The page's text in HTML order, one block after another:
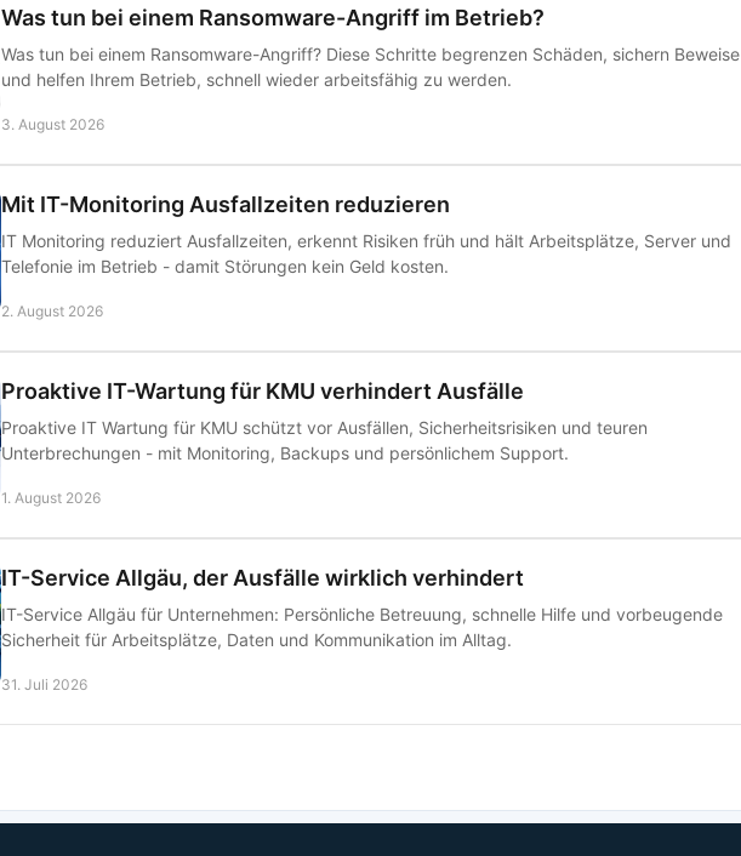
Was tun bei einem Ransomware-Angriff im Betrieb?
Was tun bei einem Ransomware-Angriff? Diese Schritte begrenzen Schäden, sichern Beweise
und helfen Ihrem Betrieb, schnell wieder arbeitsfähig zu werden.
3. August 2026
Mit IT-Monitoring Ausfallzeiten reduzieren
IT Monitoring reduziert Ausfallzeiten, erkennt Risiken früh und hält Arbeitsplätze, Server und
Telefonie im Betrieb - damit Störungen kein Geld kosten.
2. August 2026
Proaktive IT-Wartung für KMU verhindert Ausfälle
Proaktive IT Wartung für KMU schützt vor Ausfällen, Sicherheitsrisiken und teuren
Unterbrechungen - mit Monitoring, Backups und persönlichem Support.
1. August 2026
IT-Service Allgäu, der Ausfälle wirklich verhindert
IT-Service Allgäu für Unternehmen: Persönliche Betreuung, schnelle Hilfe und vorbeugende
Sicherheit für Arbeitsplätze, Daten und Kommunikation im Alltag.
31. Juli 2026